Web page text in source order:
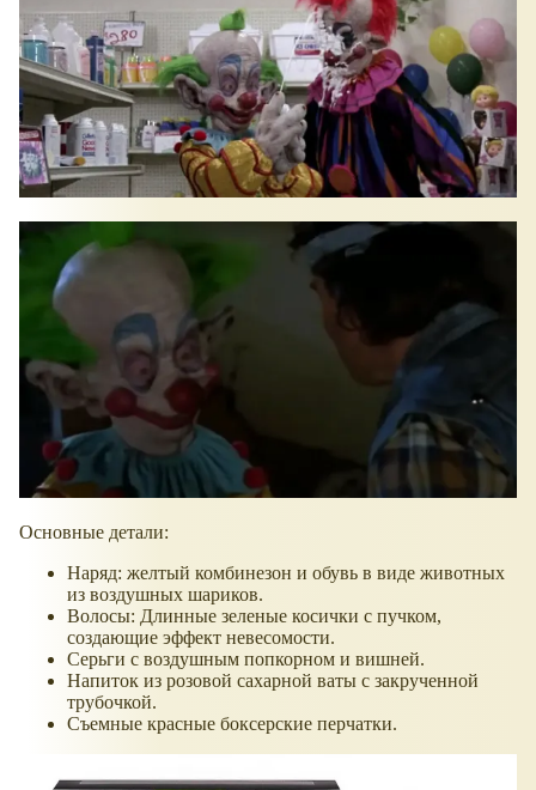
Основные детали:
Наряд: желтый комбинезон и обувь в виде животных
из воздушных шариков.
Волосы: Длинные зеленые косички с пучком,
создающие эффект невесомости.
Серьги с воздушным попкорном и вишней.
Напиток из розовой сахарной ваты с закрученной
трубочкой.
Съемные красные боксерские перчатки.